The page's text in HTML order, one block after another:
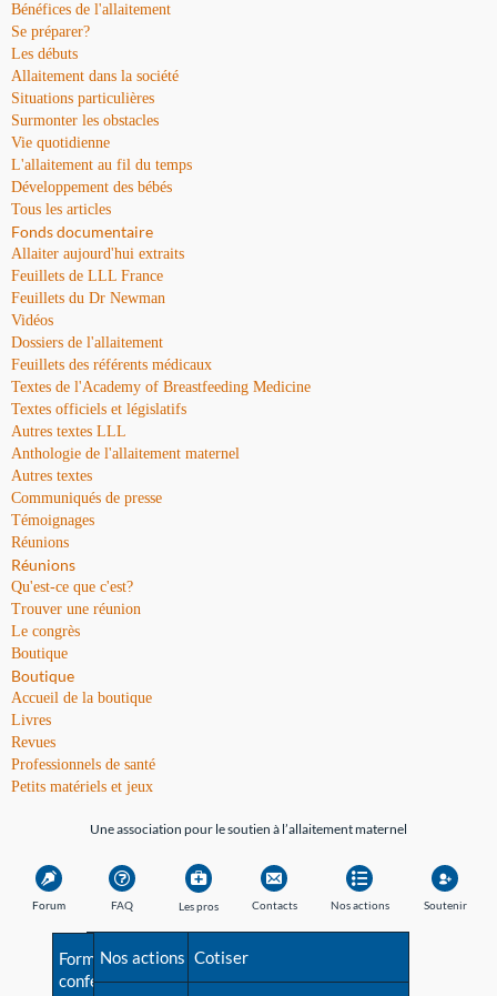
Bénéfices de l'allaitement
Se préparer?
Les débuts
Allaitement dans la société
Situations particulières
Surmonter les obstacles
Vie quotidienne
L'allaitement au fil du temps
Développement des bébés
Tous les articles
Fonds documentaire
Allaiter aujourd'hui extraits
Feuillets de LLL France
Feuillets du Dr Newman
Vidéos
Dossiers de l'allaitement
Feuillets des référents médicaux
Textes de l'Academy of Breastfeeding Medicine
Textes officiels et législatifs
Autres textes LLL
Anthologie de l'allaitement maternel
Autres textes
Communiqués de presse
Témoignages
Réunions
Réunions
Qu'est-ce que c'est?
Trouver une réunion
Le congrès
Boutique
Boutique
Accueil de la boutique
Livres
Revues
Professionnels de santé
Petits matériels et jeux
Une association pour le soutien à l’allaitement maternel
Forum FAQ
Avant la naissance
Les pros
Formations et
conférences
Contacts
Besoin d'aide?
Nos actions
Nos actions
Soutenir
Cotiser